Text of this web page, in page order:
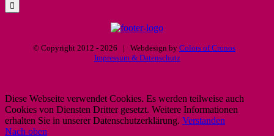
© Copyright 2012 - 2026 | Webdesign by Colors of Cronos
Impressum & Datenschutz
Diese Webseite verwendet Cookies. Es werden teilweise auch
Cookies von Diensten Dritter gesetzt. Weitere Informationen
erhalten Sie in unserer Datenschutzerklärung. Verstanden
Nach oben